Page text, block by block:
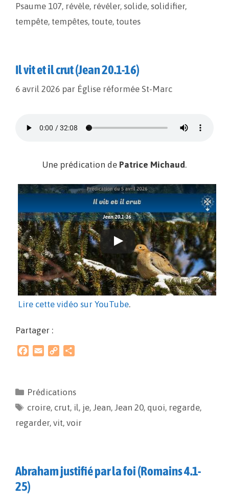
Psaume 107, révèle, révéler, solide, solidifier,
tempête, tempêtes, toute, toutes
Il vit et il crut (Jean 20.1-16)
6 avril 2026 par Église réformée St-Marc
Une prédication de Patrice Michaud.
Lire cette vidéo sur YouTube.
Partager :
b
o
l
L
i
n
k
a
g
e
Prédications
croire, crut, il, je,Jean,Jean 20, quoi, regarde,
regarder, vit, voir
Abraham justifié par la foi (Romains 4.1-
25)